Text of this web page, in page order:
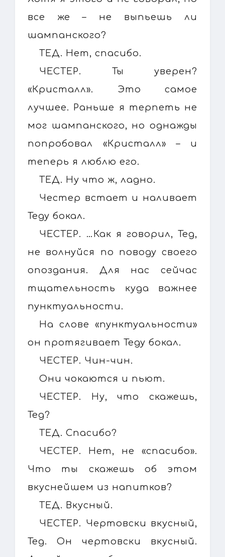
все же – не выпьешь ли
шампанского?
ТЕД. Нет, спасибо.
ЧЕСТЕР. Ты уверен?
«Кристалл». Это самое
лучшее. Раньше я терпеть не
мог шампанского, но однажды
попробовал «Кристалл» – и
теперь я люблю его.
ТЕД. Ну что ж, ладно.
Честер встает и наливает
Теду бокал.
ЧЕСТЕР. …Как я говорил, Тед,
не волнуйся по поводу своего
опоздания. Для нас сейчас
тщательность куда важнее
пунктуальности.
На слове «пунктуальности»
он протягивает Теду бокал.
ЧЕСТЕР. Чин-чин.
Они чокаются и пьют.
ЧЕСТЕР. Ну, что скажешь,
Тед?
ТЕД. Спасибо?
ЧЕСТЕР. Нет, не «спасибо».
Что ты скажешь об этом
вкуснейшем из напитков?
ТЕД. Вкусный.
ЧЕСТЕР. Чертовски вкусный,
Тед. Он чертовски вкусный.